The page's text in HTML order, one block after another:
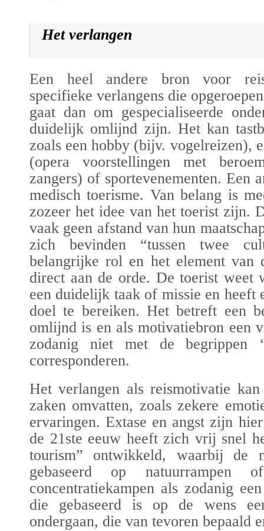
Het verlangen
Een heel andere bron voor
specifieke verlangens die
gaat dan om gespecialiseerde
duidelijk omlijnd zijn. Het kan
zoals een hobby (bijv. vogelreizen),
(opera voorstellingen met
zangers) of sportevenementen. Een
medisch toerisme. Van belang is
zozeer het idee van het toerist zijn.
vaak geen afstand van hun
zich bevinden “tussen twee
belangrijke rol en het element van
direct aan de orde. De toerist
een duidelijk taak of missie en
doel te bereiken. Het betreft een
omlijnd is en als motivatiebron een
zodanig niet met de begrippen
corresponderen.
Het verlangen als reismotivatie
zaken omvatten, zoals zekere
ervaringen. Extase en angst zijn
de 21ste eeuw heeft zich vrij snel
tourism” ontwikkeld, waarbij de
gebaseerd op natuurrampen
concentratiekampen als zodanig
die gebaseerd is op de wens
ondergaan, die van tevoren bepaald